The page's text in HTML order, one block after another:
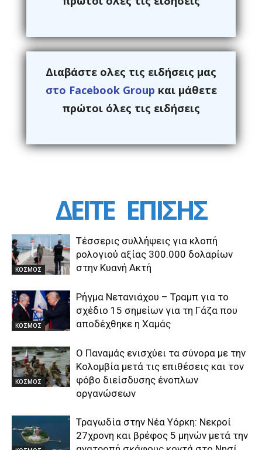
Διαβάστε ολες τις ειδήσεις μας
στο Facebook Group και μάθετε
πρώτοι όλες τις ειδήσεις
ΔΕΙΤΕ ΕΠΙΣΗΣ
ΚΟΣΜΟΣ
Τέσσερις συλλήψεις για κλοπή
ρολογιού αξίας 300.000 δολαρίων
στην Κυανή Ακτή
ΚΟΣΜΟΣ
Ρήγμα Νετανιάχου – Τραμπ για το
σχέδιο 15 σημείων για τη Γάζα που
αποδέχθηκε η Χαμάς
ΚΟΣΜΟΣ
O Παναμάς ενισχύει τα σύνορα με την
Κολομβία μετά τις επιθέσεις και τον
φόβο διείσδυσης ένοπλων
οργανώσεων
Τραγωδία στην Νέα Υόρκη: Νεκροί
27χρονη και βρέφος 5 μηνών μετά την